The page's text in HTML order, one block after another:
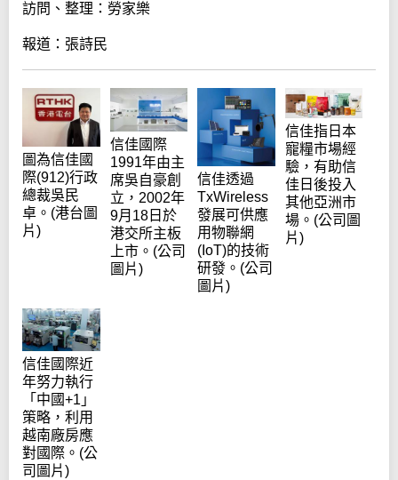
訪問、整理：勞家樂
報道：張詩民
圖為信佳國
際(912)行政
總裁吳民
卓。(港台圖
片)
信佳國際
1991年由主
席吳自豪創
立，2002年
9月18日於
港交所主板
上市。(公司
圖片)
信佳透過
TxWireless
發展可供應
用物聯網
(IoT)的技術
研發。(公司
圖片)
信佳指日本
寵糧市場經
驗，有助信
佳日後投入
其他亞洲市
場。(公司圖
片)
信佳國際近
年努力執行
「中國+1」
策略，利用
越南廠房應
對國際。(公
司圖片)